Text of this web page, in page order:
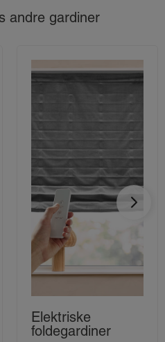
andre gardiner
Elektriske
foldegardiner